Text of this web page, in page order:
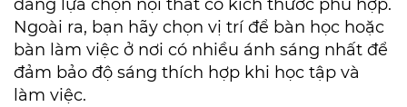
dàng lựa chọn nội thất có kích thước phù hợp.
Ngoài ra, bạn hãy chọn vị trí để bàn học hoặc
bàn làm việc ở nơi có nhiều ánh sáng nhất để
đảm bảo độ sáng thích hợp khi học tập và
làm việc.